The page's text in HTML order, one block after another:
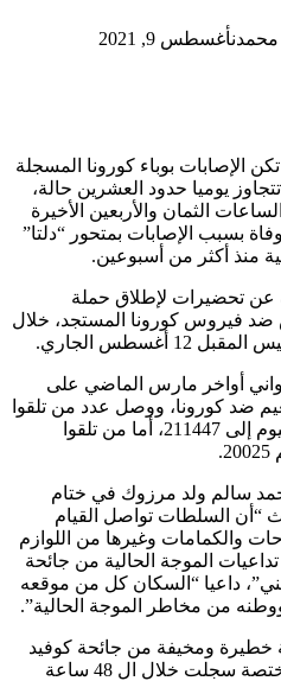
أغسطس 9, 2021
الإصابات بوباء كورونا المسجلة
يوميا حدود العشرين حالة،
الثمان والأربعين الأخيرة
يومية و16 حالة وفاة بسبب الإصابات بمتحور “دلتا”
منذ أكثر من أسبوعين.
عن تحضيرات لإطلاق حملة
300 ألف شخص ضد فيروس كورونا المستجد، خلال
أغسطس الجاري.
أواخر مارس الماضي على
ضد كورونا، ووصل عدد من تلقوا
الجرعة الأولى من اللقاح حتى اليوم إلى 211447، أما من تلقوا
محمد سالم ولد مرزوك في ختام
“أن السلطات تواصل القيام
والكمامات وغيرها من اللوازم
الموجة الحالية من جائحة
داعيا “السكان كل من موقعه
من مخاطر الموجة الحالية”.
خطيرة ومخيفة من جائحة كوفيد
19” مشيرا إلى “أن المصالح المختصة سجلت خلال ال 48 ساعة